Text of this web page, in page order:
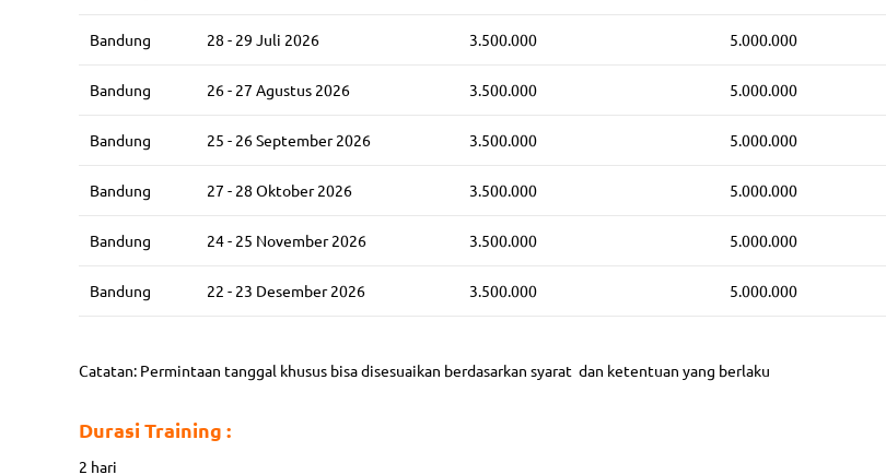
Bandung 28 - 29 Juli 2026 3.500.000 5.000.000
Bandung 26 - 27 Agustus 2026 3.500.000 5.000.000
Bandung 25 - 26 September 2026 3.500.000 5.000.000
Bandung 27 - 28 Oktober 2026 3.500.000 5.000.000
Bandung 24 - 25 November 2026 3.500.000 5.000.000
Bandung 22 - 23 Desember 2026 3.500.000 5.000.000
Catatan: Permintaan tanggal khusus bisa disesuaikan berdasarkan syarat dan ketentuan yang berlaku
Durasi Training :
2 hari